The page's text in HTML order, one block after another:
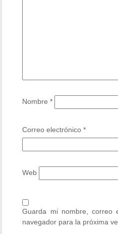
Nombre*
Correo electrónico*
Web
Guarda mi nombre, correo
navegador para la próxima